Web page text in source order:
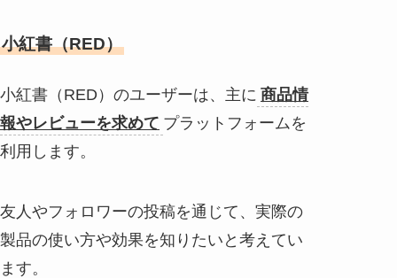
小紅書（RED）
小紅書（RED）のユーザーは、主に 商品情
報やレビューを求めて プラットフォームを
利用します。
友人やフォロワーの投稿を通じて、実際の
製品の使い方や効果を知りたいと考えてい
ます。